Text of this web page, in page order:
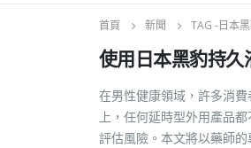
首頁 新聞 TAG -日本
使用日本黑豹持久
在男性健康領域，許多消
上，任何延時型外用產品
評估風險。本文將以藥師